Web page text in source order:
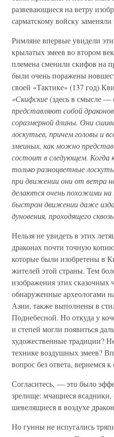
развевающиеся на ветру
сарматскому войску заменяли
Римляне впервые увидели
крылатых змеев во втором
племена сменили скифов на
были очень поражены
своей «Тактике» (137 год)
«Скифские(здесь в смысле —
представляют собой
соразмерной длины. Они
лоскутьев, причем головы и
змеиных, как можно
состоит в следующем. Когда
только разноцветные
при движении они от ветра
делаются очень похожими
быстром движении даже
дуновения, проходящего
Нельзя не увидеть в этих
драконах почти точную
которые были изобретены в
жителей этой страны. Тем
изображения этих сказочных
обнаруженные археологами
Азии, также выполнены в
Поднебесной. Но откуда у
и степей могли появиться
художественные традиции?
технике воздушных змеев?
вопрос без ответа, вернемся
Согласитесь, — это было
зрелище: мчащиеся всадники,
шевелящиеся в воздухе
Но гунны не испугались